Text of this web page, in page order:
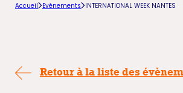
Accueil Evènements INTERNATIONAL WEEK NANTES
Retour à la liste des